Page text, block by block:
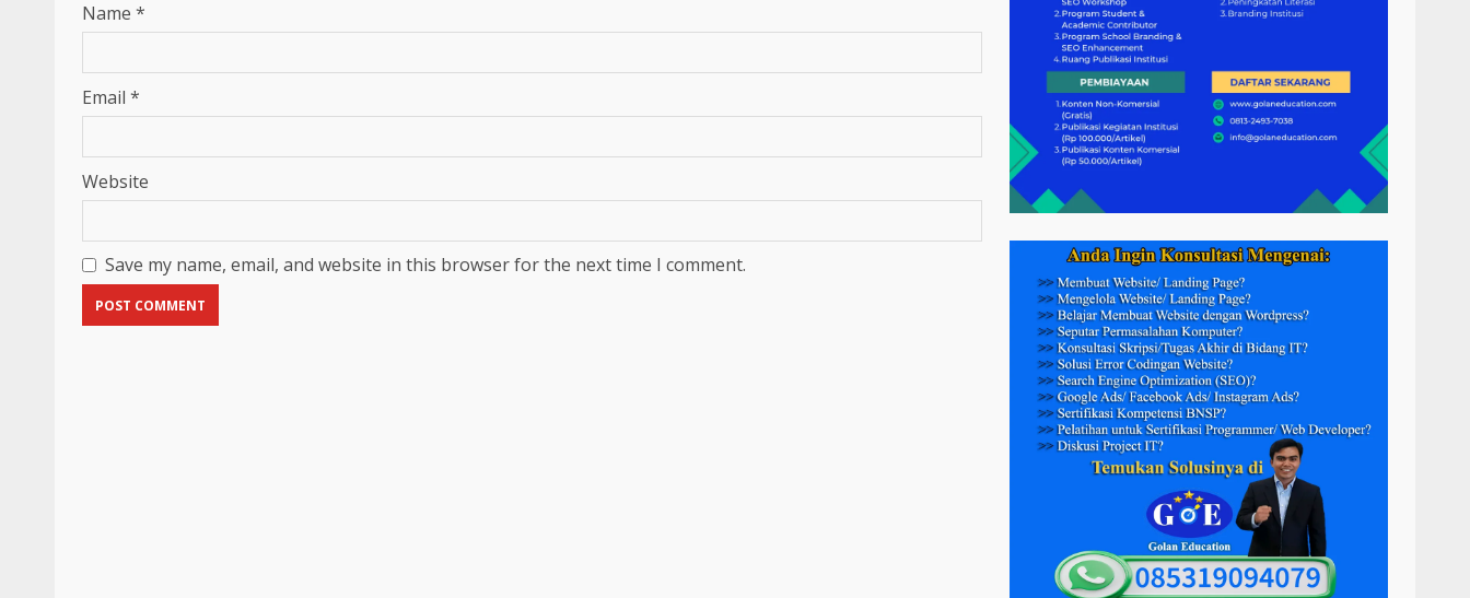
Name *
Email *
Website
Save my name, email, and website in this browser for the next time I comment.